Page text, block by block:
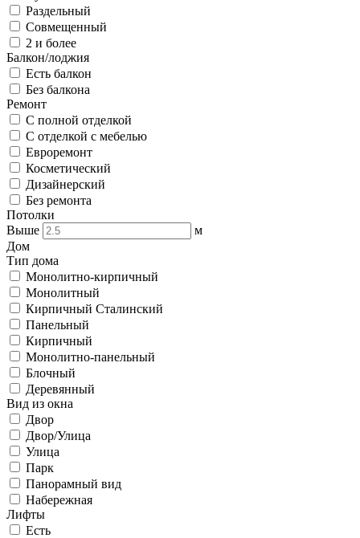
Раздельный
Совмещенный
2 и более
Балкон/лоджия
Есть балкон
Без балкона
Ремонт
С полной отделкой
С отделкой с мебелью
Евроремонт
Косметический
Дизайнерский
Без ремонта
Потолки
Выше
м
Дом
Тип дома
Монолитно-кирпичный
Монолитный
Кирпичный Сталинский
Панельный
Кирпичный
Монолитно-панельный
Блочный
Деревянный
Вид из окна
Двор
Двор/Улица
Улица
Парк
Панорамный вид
Набережная
Лифты
Есть